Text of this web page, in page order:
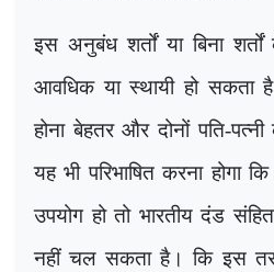
इस अनुबंध शर्तों या बिना
आवधिक या स्थायी हो सकता
होना बेहतर और दोनों पति-
यह भी परिभाषित करना होगा
उपयोग हो तो भारतीय दंड
नहीं चल सकता है। कि इस